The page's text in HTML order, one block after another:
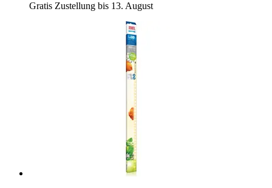
Gratis Zustellung bis 13. August